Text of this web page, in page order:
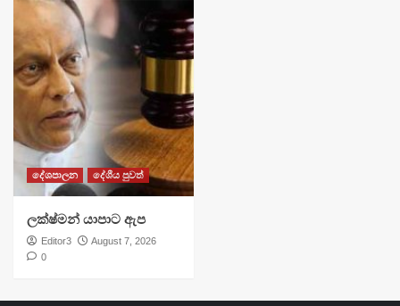
දේශපාලන දේශීය පුවත්
ලක්ෂ්මන් යාපාට ඇප
Editor3
August 7, 2026
0